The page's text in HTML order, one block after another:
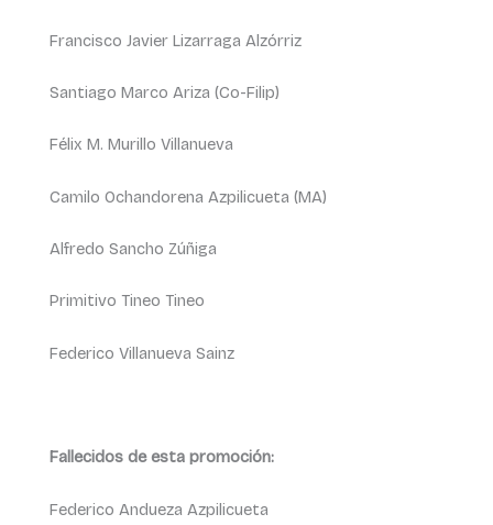
Francisco Javier Lizarraga Alzórriz
Santiago Marco Ariza (Co-Filip)
Félix M. Murillo Villanueva
Camilo Ochandorena Azpilicueta (MA)
Alfredo Sancho Zúñiga
Primitivo Tineo Tineo
Federico Villanueva Sainz
Fallecidos de esta promoción:
Federico Andueza Azpilicueta